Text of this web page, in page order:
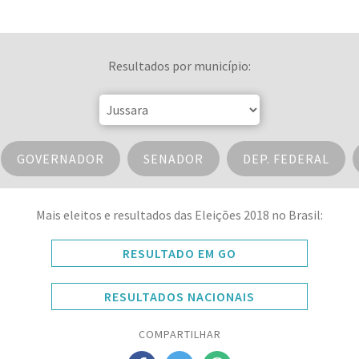
Resultados por município:
GOVERNADOR SENADOR DEP. FEDERAL
Mais eleitos e resultados das Eleições 2018 no Brasil:
RESULTADO EM GO
RESULTADOS NACIONAIS
COMPARTILHAR